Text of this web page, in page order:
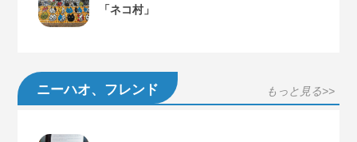
「ネコ村」
ニーハオ、フレンド もっと見る>>